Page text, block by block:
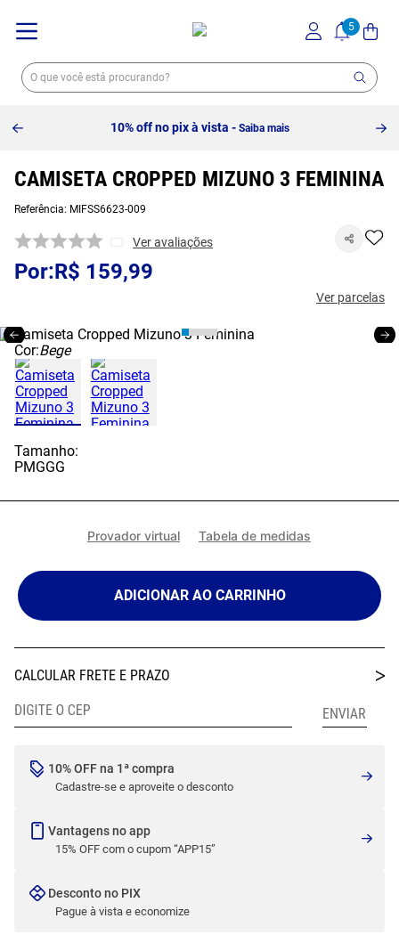
10% off no pix à vista - Saiba mais
CAMISETA CROPPED MIZUNO 3 FEMININA
Referência: MIFSS6623-009
Ver avaliações
R$ 159,99
Ver parcelas
Cor:Bege
Tamanho:
PMGGG
Provador virtual Tabela de medidas
ADICIONAR AO CARRINHO
10% OFF na 1ª compra
Cadastre-se e aproveite o desconto
Vantagens no app
15% OFF com o cupom “APP15”
Desconto no PIX
Pague à vista e economize